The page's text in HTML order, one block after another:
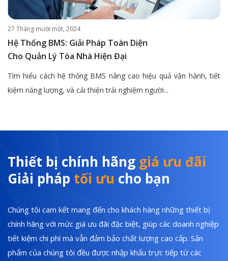
27 Tháng mười một, 2024
Hệ Thống BMS: Giải Pháp Toàn Diện
Cho Quản Lý Tòa Nhà Hiện Đại
Tìm hiểu cách hệ thống BMS nâng cao hiệu quả vận hành, tiết
kiệm năng lượng, và cải thiện trải nghiệm người...
Thiết bị chính hãng giá ưu đãi
Giải pháp tối ưu cho bạn
Chúng tôi cam kết mang đến cho khách hàng những thiết bị
chính hãng với mức giá ưu đãi đặc biệt, giúp các doanh nghiệp
tiết kiệm chi phí mà vẫn đảm bảo chất lượng cao cấp. Sản
phẩm của chúng tôi đều được nhập khẩu trực tiếp từ các